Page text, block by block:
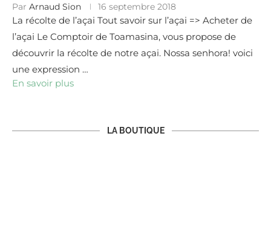
Par Arnaud Sion 16 septembre 2018
La récolte de l’açai Tout savoir sur l’açai => Acheter de
l’açai Le Comptoir de Toamasina, vous propose de
découvrir la récolte de notre açai. Nossa senhora! voici
une expression …
En savoir plus
LA BOUTIQUE